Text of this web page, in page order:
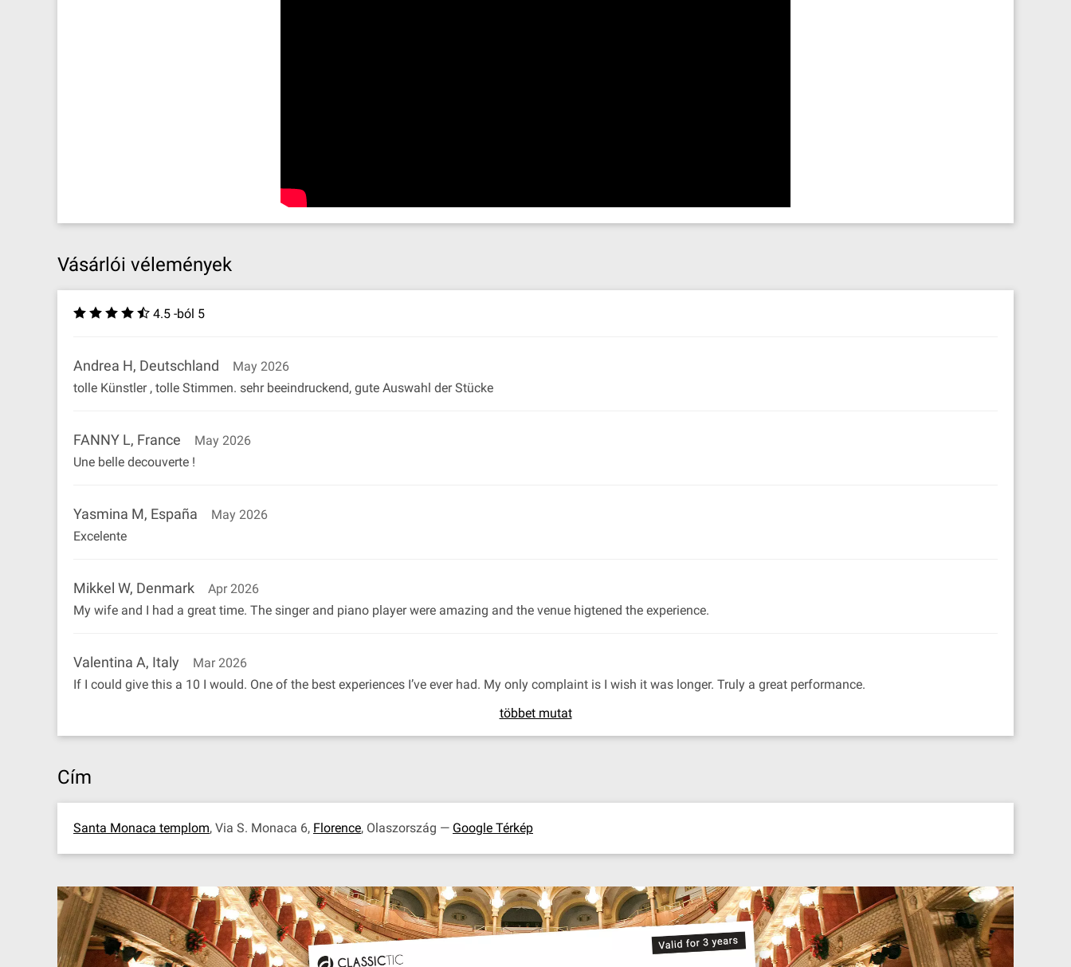
Vásárlói vélemények
4.5 -ból 5
Andrea H, Deutschland
May 2026
tolle Künstler , tolle Stimmen. sehr beeindruckend, gute Auswahl der Stücke
FANNY L, France
May 2026
Une belle decouverte !
Yasmina M, España
May 2026
Excelente
Mikkel W, Denmark
Apr 2026
My wife and I had a great time. The singer and piano player were amazing and the venue higtened the experience.
Valentina A, Italy
Mar 2026
If I could give this a 10 I would. One of the best experiences I’ve ever had. My only complaint is I wish it was longer. Truly a great performance.
többet mutat
Cím
Santa Monaca templom, Via S. Monaca 6, Florence, Olaszország — Google Térkép